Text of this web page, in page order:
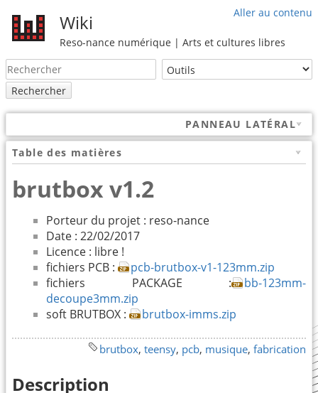
Aller au contenu
Wiki
Reso-nance numérique | Arts et cultures libres
Rechercher
PANNEAU LATÉRAL
Table des matières
brutbox v1.2
Porteur du projet : reso-nance
Date : 22/02/2017
Licence : libre !
fichiers PCB :
pcb-brutbox-v1-123mm.zip
fichiers PACKAGE :
bb-123mm-
decoupe3mm.zip
soft BRUTBOX :
brutbox-imms.zip
brutbox, teensy, pcb, musique, fabrication
Description